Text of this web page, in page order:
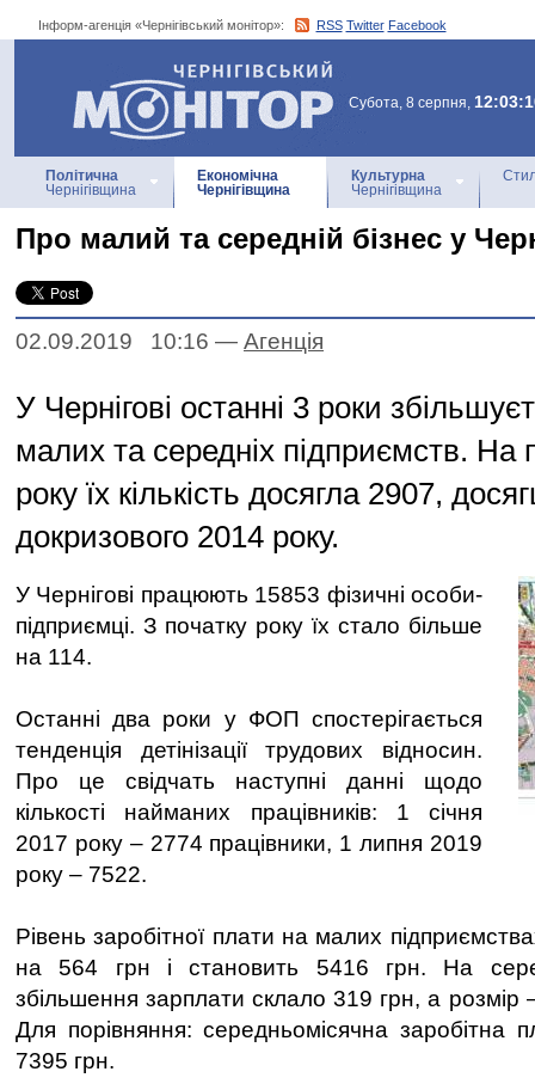
Інформ-агенція «Чернігівський монітор»: RSS Twitter Facebook
Інформ-агенція
«Чернігівський монітор»
Субота, 8 серпня,
Політична
Чернігівщина
Економічна
Чернігівщина
Культурна
Чернігівщина
Про малий та середній бізнес у
02.09.2019 10:16 — Агенцiя
У Чернігові останні 3 роки
малих та середніх підприємств. На
року їх кількість досягла 2907,
докризового 2014 року.
У Чернігові працюють 15853 фізичні особи-
підприємці. З початку року їх стало більше
на 114.
Останні два роки у ФОП спостерігається
тенденція детінізації трудових відносин.
Про це свідчать наступні данні щодо
кількості найманих працівників: 1 січня
2017 року – 2774 працівники, 1 липня 2019
року – 7522.
Рівень заробітної плати на малих
на 564 грн і становить 5416 грн. На
збільшення зарплати склало 319 грн, а розмір
Для порівняння: середньомісячна заробітна
7395 грн.